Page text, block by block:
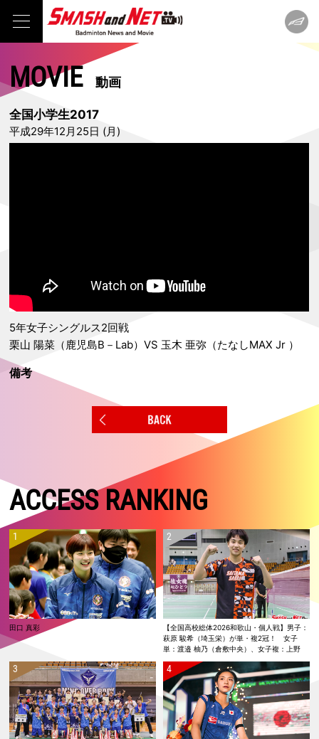
MOVIE動画
全国小学生2017
平成29年12月25日 (月)
5年女子シングルス2回戦
栗山 陽菜（鹿児島B－Lab）VS 玉木 亜弥（たなしMAX Jr ）
備考
ACCESS RANKING
田口 真彩
【全国高校総体2026和歌山・個人戦】男子：
萩原 駿希（埼玉栄）が単・複2冠！ 女子
単：渡邉 柚乃（倉敷中央）、女子複：上野
覇！